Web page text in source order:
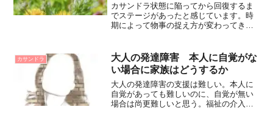
カサンドラ状態に陥ってから回復するま
でステージがあったと感じています。時
期によって物事の捉え方が変わってきた
い。
カサンドラ
大人の発達障害 本人に自覚がな
い場合に家族はどうするか
大人の発達障害の支援は難しい。本人に
自覚があっても難しいのに、自覚が無い
場合は尚更難しいと思う。福祉の介入が